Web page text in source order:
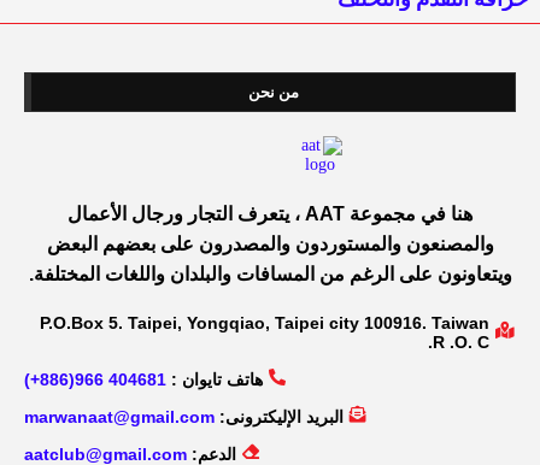
من نحن
هنا في مجموعة AAT ، يتعرف التجار ورجال الأعمال
والمصنعون والمستوردون والمصدرون على بعضهم البعض
ويتعاونون على الرغم من المسافات والبلدان واللغات المختلفة.
P.O.Box 5. Taipei, Yongqiao, Taipei city 100916. Taiwan
R .O. C.
هاتف تايوان : 404681 966(886+)
البريد الإليكترونى: marwanaat@gmail.com
الدعم: aatclub@gmail.com